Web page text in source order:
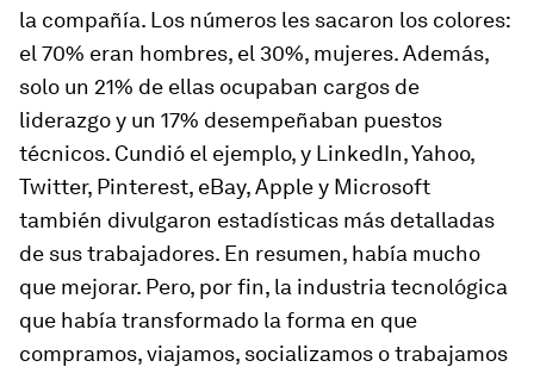
la compañía. Los números les sacaron los colores:
el 70% eran hombres, el 30%, mujeres. Además,
solo un 21% de ellas ocupaban cargos de
liderazgo y un 17% desempeñaban puestos
técnicos. Cundió el ejemplo, y LinkedIn, Yahoo,
Twitter, Pinterest, eBay, Apple y Microsoft
también divulgaron estadísticas más detalladas
de sus trabajadores. En resumen, había mucho
que mejorar. Pero, por fin, la industria tecnológica
que había transformado la forma en que
compramos, viajamos, socializamos o trabajamos